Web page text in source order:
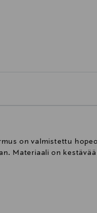
on valmistettu
Materiaali on